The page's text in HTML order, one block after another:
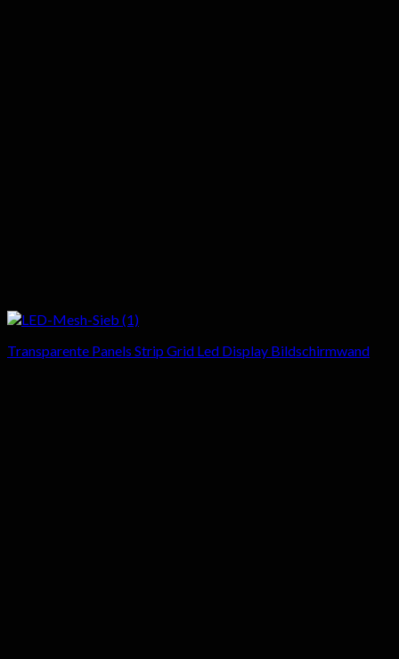
Transparente Panels Strip Grid Led Display Bildschirmwand